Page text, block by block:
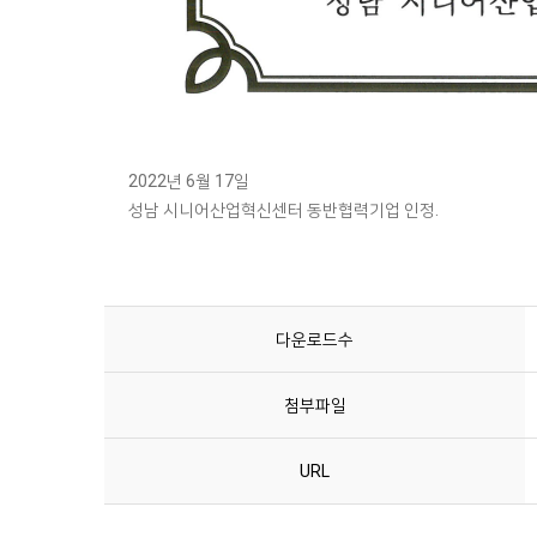
2022년 6월 17일
성남 시니어산업혁신센터 동반협력기업 인정.
다운로드수
첨부파일
URL